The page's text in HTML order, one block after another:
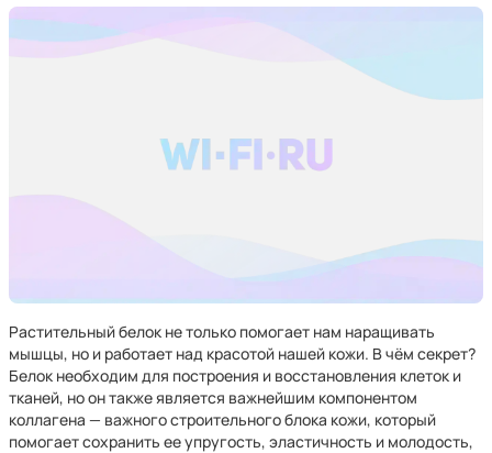
Растительный белок не только помогает нам наращивать
мышцы, но и работает над красотой нашей кожи. В чём секрет?
Белок необходим для построения и восстановления клеток и
тканей, но он также является важнейшим компонентом
коллагена — важного строительного блока кожи, который
помогает сохранить ее упругость, эластичность и молодость,